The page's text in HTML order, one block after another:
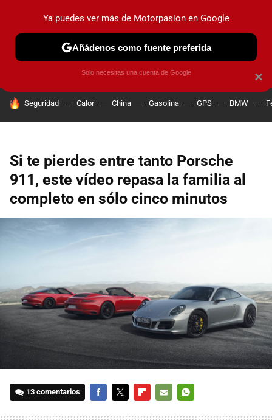
PRUEBAS COCHES ELÉCTRICOS OBSERVATORIO
HOY SE HABLA DE
Seguridad Calor China Gasolina GPS BMW
Si te pierdes entre tanto Porsche
911, este vídeo repasa la familia al
completo en sólo cinco minutos
13 comentarios
×
Ya puedes ver más de Motorpasion en Google
Añádenos como fuente preferida
Solo necesitas una cuenta de Google